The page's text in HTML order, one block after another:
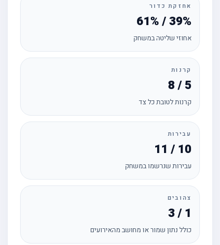
אחזקת כדור
61% / 39%
אחוזי שליטה במשחק
קרנות
8 / 5
קרנות לטובת כל צד
עבירות
11 / 10
עבירות שנרשמו במשחק
צהובים
3 / 1
כולל נתון שמור או מחושב מהאירועים